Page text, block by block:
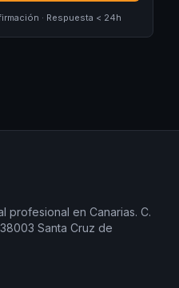
· Respuesta < 24h
profesional en Canarias. C.
Santa Cruz de